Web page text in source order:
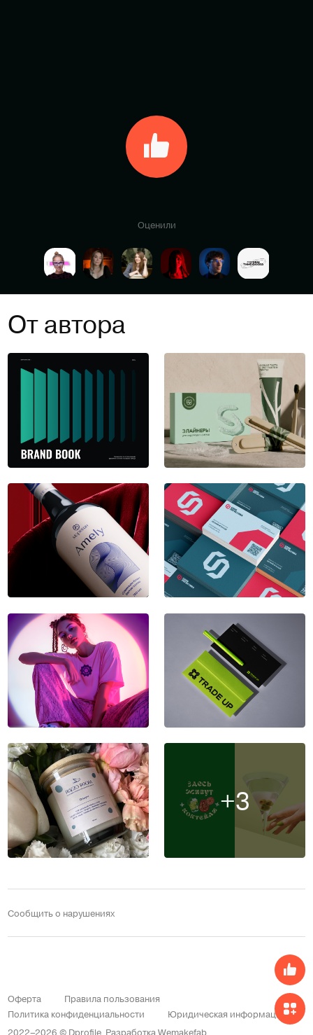
Оценили
От автора
+3
Сообщить о нарушениях
2022–2026 © Dprofile. РазработкаWemakefab.
Оферта
Правила пользования
Политика конфиденциальности
Юридическая информация